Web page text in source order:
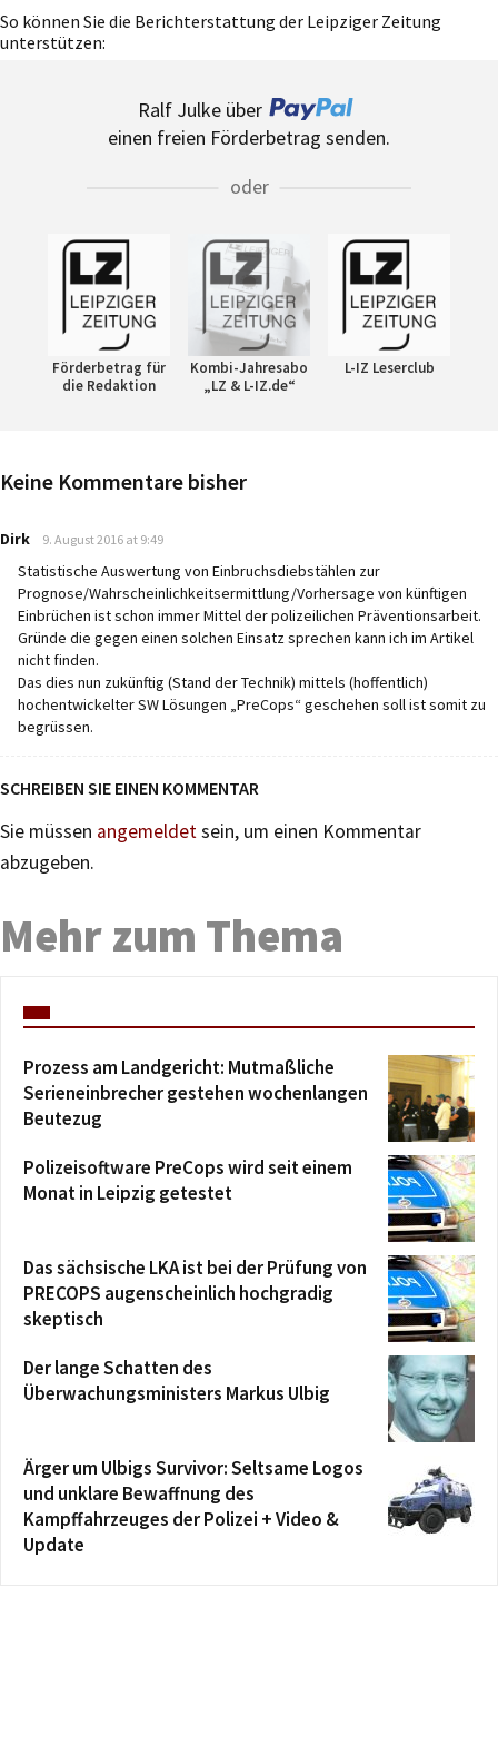
So können Sie die Berichterstattung der Leipziger Zeitung
unterstützen:
Ralf Julke über
einen freien Förderbetrag senden.
oder
Förderbetrag für
die Redaktion
Kombi-Jahresabo
„LZ & L-IZ.de“
L-IZ Leserclub
Keine Kommentare bisher
Dirk says:
9. August 2016 at 9:49
Statistische Auswertung von Einbruchsdiebstählen zur
Prognose/Wahrscheinlichkeitsermittlung/Vorhersage von künftigen
Einbrüchen ist schon immer Mittel der polizeilichen Präventionsarbeit.
Gründe die gegen einen solchen Einsatz sprechen kann ich im Artikel
nicht finden.
Das dies nun zukünftig (Stand der Technik) mittels (hoffentlich)
hochentwickelter SW Lösungen „PreCops“ geschehen soll ist somit zu
begrüssen.
SCHREIBEN SIE EINEN KOMMENTAR
Sie müssen angemeldetsein, um einen Kommentar
abzugeben.
Mehr zum Thema
Prozess am Landgericht: Mutmaßliche
Serieneinbrecher gestehen wochenlangen
Beutezug
Polizeisoftware PreCops wird seit einem
Monat in Leipzig getestet
Das sächsische LKA ist bei der Prüfung von
PRECOPS augenscheinlich hochgradig
skeptisch
Der lange Schatten des
Überwachungsministers Markus Ulbig
Ärger um Ulbigs Survivor: Seltsame Logos
und unklare Bewaffnung des
Kampffahrzeuges der Polizei + Video &
Update